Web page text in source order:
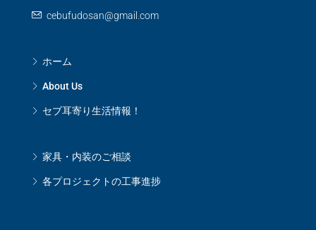
cebufudosan@gmail.com
ホーム
About Us
セブ耳寄り生活情報！
家具・内装のご相談
各プロジェクトの工事進捗